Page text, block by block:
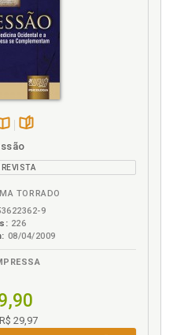
p. 84
do sujeito, p. 63
p. 72
constitutivo do sujeito, p.
propostas acerca do
p. 69
Disponível
REVISTA
TORRADO
9
226
08/04/2009
29,97